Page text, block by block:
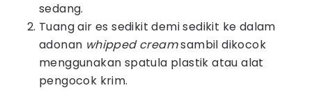
sedang.
Tuang air es sedikit demi sedikit ke dalam
adonan whipped creamsambil dikocok
menggunakan spatula plastik atau alat
pengocok krim.